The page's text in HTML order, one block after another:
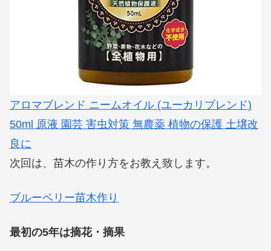
アロマブレンド ニームオイル (ユーカリブレンド)
50ml 原液 園芸 害虫対策 無農薬 植物の保護 土壌改
良に
次回は、苗木の作り方をお教え致します。
ブルーベリー苗木作り
最初の5年は摘花・摘果